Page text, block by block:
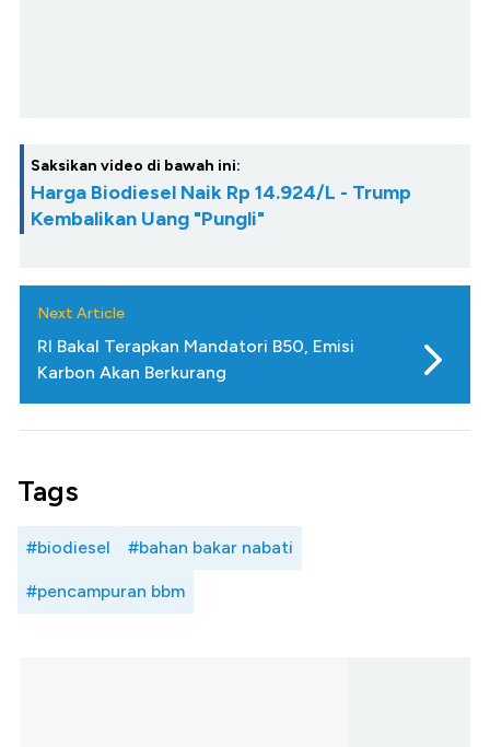
Saksikan video di bawah ini:
Harga Biodiesel Naik Rp 14.924/L - Trump
Kembalikan Uang "Pungli"
Next Article
RI Bakal Terapkan Mandatori B50, Emisi
Karbon Akan Berkurang
Tags
#biodiesel #bahan bakar nabati
#pencampuran bbm